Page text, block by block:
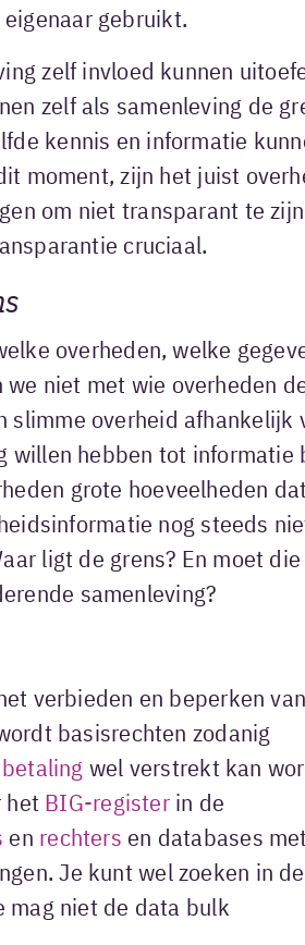
gebruikt.
zelf invloed kunnen
zelf als samenleving de
kennis en informatie
moment, zijn het juist
om niet transparant te
cruciaal.
overheden, welke
niet met wie overheden
slimme overheid afhankelijk
willen hebben tot informatie
grote hoeveelheden
nog steeds
ligt de grens? En moet die
samenleving?
verbieden en beperken
basisrechten zodanig
wel verstrekt kan
het BIG-registerin de
en rechters en databases
Je kunt wel zoeken in
mag niet de data bulk